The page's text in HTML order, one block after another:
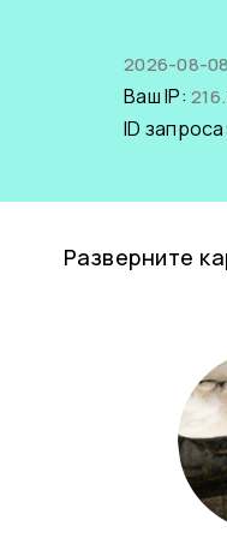
2026-08-
Ваш IP:
ID запроса:
Разверните